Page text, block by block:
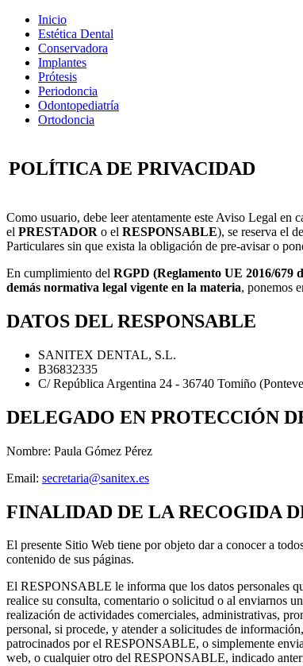
Inicio
Estética Dental
Conservadora
Implantes
Prótesis
Periodoncia
Odontopediatría
Ortodoncia
POLÍTICA DE PRIVACIDAD
Como usuario, debe leer atentamente este Aviso Legal en
el PRESTADOR o el RESPONSABLE), se reserva el
Particulares sin que exista la obligación de pre-avisar o
En cumplimiento del RGPD (Reglamento UE 2016/679
demás normativa legal vigente en la materia, ponemos
DATOS DEL RESPONSABLE
SANITEX DENTAL, S.L.
B36832335
C/ República Argentina 24 - 36740 Tomiño
DELEGADO EN PROTECCIÓN
Nombre: Paula Gómez Pérez
Email: secretaria@sanitex.es
FINALIDAD DE LA RECOGIDA
El presente Sitio Web tiene por objeto dar a conocer a
contenido de sus páginas.
El RESPONSABLE le informa que los datos personales
realice su consulta, comentario o solicitud o al enviarnos
realización de actividades comerciales, administrativas,
personal, si procede, y atender a solicitudes de
patrocinados por el RESPONSABLE, o simplemente
web, o cualquier otro del RESPONSABLE, indicado